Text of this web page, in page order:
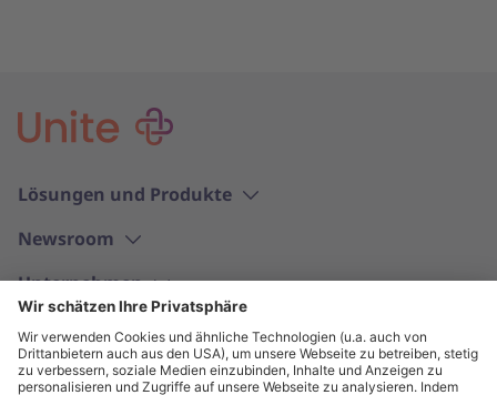
Lösungen und Produkte
Newsroom
Unternehmen